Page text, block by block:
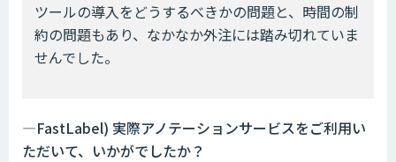
ツールの導入をどうするべきかの問題と、時間の制
約の問題もあり、なかなか外注には踏み切れていま
せんでした。
―FastLabel) 実際アノテーションサービスをご利用い
ただいて、いかがでしたか？